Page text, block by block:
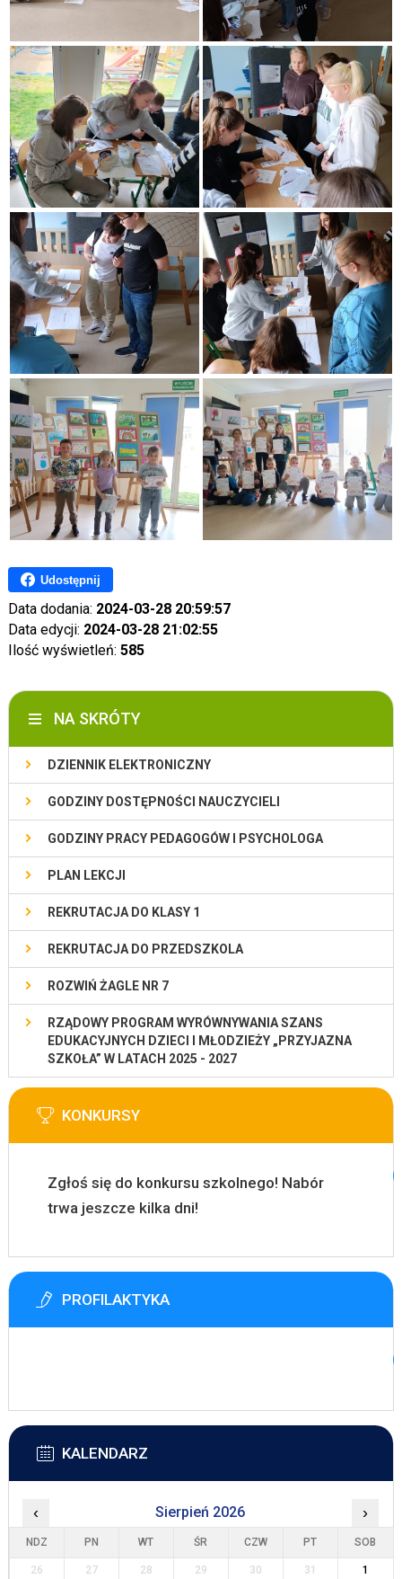
Udostępnij
Data dodania: 2024-03-28 20:59:57
Data edycji: 2024-03-28 21:02:55
Ilość wyświetleń: 585
NA SKRÓTY
DZIENNIK ELEKTRONICZNY
GODZINY DOSTĘPNOŚCI NAUCZYCIELI
GODZINY PRACY PEDAGOGÓW I PSYCHOLOGA
PLAN LEKCJI
REKRUTACJA DO KLASY 1
REKRUTACJA DO PRZEDSZKOLA
ROZWIŃ ŻAGLE NR 7
RZĄDOWY PROGRAM WYRÓWNYWANIA SZANS
EDUKACYJNYCH DZIECI I MŁODZIEŻY „PRZYJAZNA
SZKOŁA” W LATACH 2025 - 2027
KONKURSY
Zgłoś się do konkursu szkolnego! Nabór
trwa jeszcze kilka dni!
PROFILAKTYKA
KALENDARZ
‹ Sierpień 2026 ›
NDZ PN WT ŚR CZW PT SOB
26 27 28 29 30 31
1